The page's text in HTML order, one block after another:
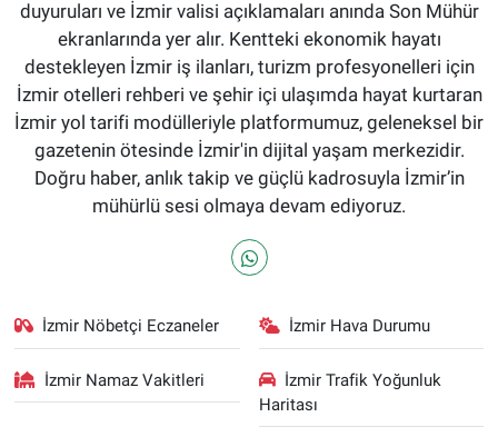
duyuruları ve İzmir valisi açıklamaları anında Son Mühür
ekranlarında yer alır. Kentteki ekonomik hayatı
destekleyen İzmir iş ilanları, turizm profesyonelleri için
İzmir otelleri rehberi ve şehir içi ulaşımda hayat kurtaran
İzmir yol tarifi modülleriyle platformumuz, geleneksel bir
gazetenin ötesinde İzmir'in dijital yaşam merkezidir.
Doğru haber, anlık takip ve güçlü kadrosuyla İzmir’in
mühürlü sesi olmaya devam ediyoruz.
İzmir Nöbetçi Eczaneler İzmir Hava Durumu
İzmir Namaz Vakitleri
İzmir Trafik Yoğunluk
Haritası